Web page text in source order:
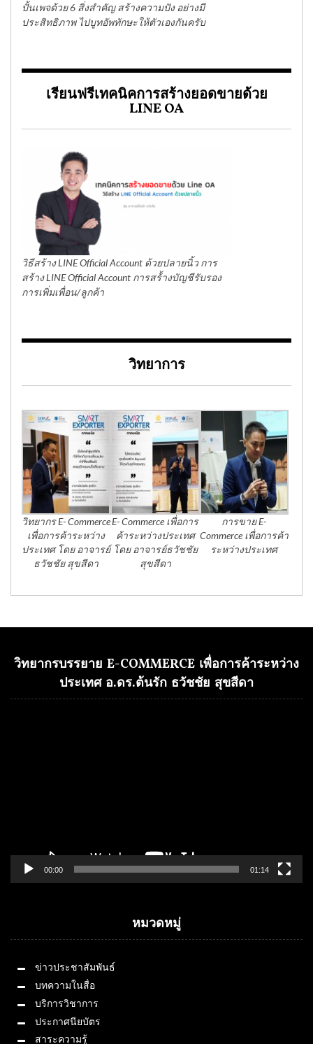
ปั้นเพจด้วย 6 สิ่งสำคัญ สร้างความปัง อย่างมี
ประสิทธิภาพ ไปบูทอัพทักษะให้ตัวเองกันครับ
เรียนฟรีเทคนิคการสร้างยอดขายด้วย
LINE OA
วิธีสร้าง LINE Official Account ด้วยปลายนิ้ว การ
สร้าง LINE Official Account การสร้้างบัญชีรับรอง
การเพิ่มเพื่อน/ลูกค้า
วิทยาการ
วิทยากร E- Commerce
เพื่อการค้าระหว่าง
ประเทศ โดย อาจารย์
ธวัชชัย สุขสีดา
E- Commerce เพื่อการ
ค้าระหว่างประเทศ
โดย อาจารย์ธวัชชัย
สุขสีดา
การขาย E-
Commerce เพื่อการค้า
ระหว่างประเทศ
วิทยากรบรรยาย E-COMMERCE เพื่อการค้าระหว่าง
ประเทศ อ.ดร.ต้นรัก ธวัชชัย สุขสีดา
00:00 01:14
หมวดหมู่
ข่าวประชาสัมพันธ์
บทความในสื่อ
บริการวิชาการ
ประกาศนียบัตร
สาระความรู้